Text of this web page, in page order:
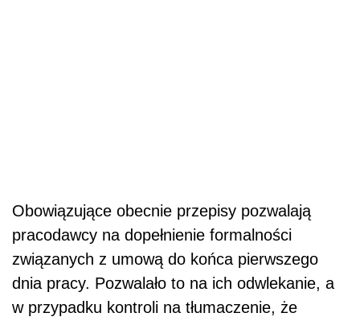
Obowiązujące obecnie przepisy pozwalają
pracodawcy na dopełnienie formalności
związanych z umową do końca pierwszego
dnia pracy. Pozwalało to na ich odwlekanie, a
w przypadku kontroli na tłumaczenie, że